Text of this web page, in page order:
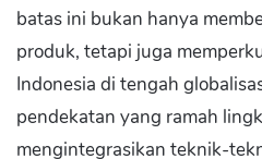
batas ini bukan hanya
produk, tetapi juga
Indonesia di tengah
pendekatan yang ramah
mengintegrasikan teknik-